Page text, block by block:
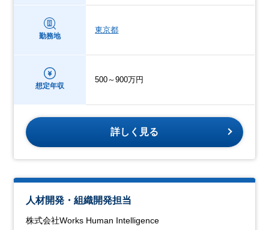
勤務地
東京都
想定年収
500～900万円
詳しく見る
人材開発・組織開発担当
株式会社Works Human Intelligence